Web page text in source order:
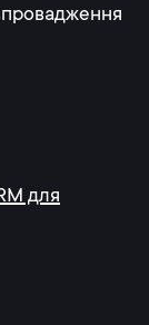
для